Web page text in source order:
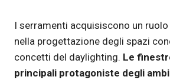
I serramenti acquisiscono un
nella progettazione degli spazi
concetti del daylighting. Le
principali protagoniste degli